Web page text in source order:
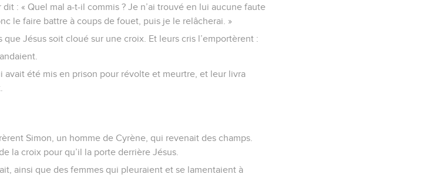
: « Quel mal a-t-il commis ? Je n’ai trouvé en lui aucune faute
le faire battre à coups de fouet, puis je le relâcherai. »
Jésus soit cloué sur une croix. Et leurs cris l’emportèrent :
avait été mis en prison pour révolte et meurtre, et leur livra
Simon, un homme de Cyrène, qui revenait des champs.
la croix pour qu’il la porte derrière Jésus.
ainsi que des femmes qui pleuraient et se lamentaient à